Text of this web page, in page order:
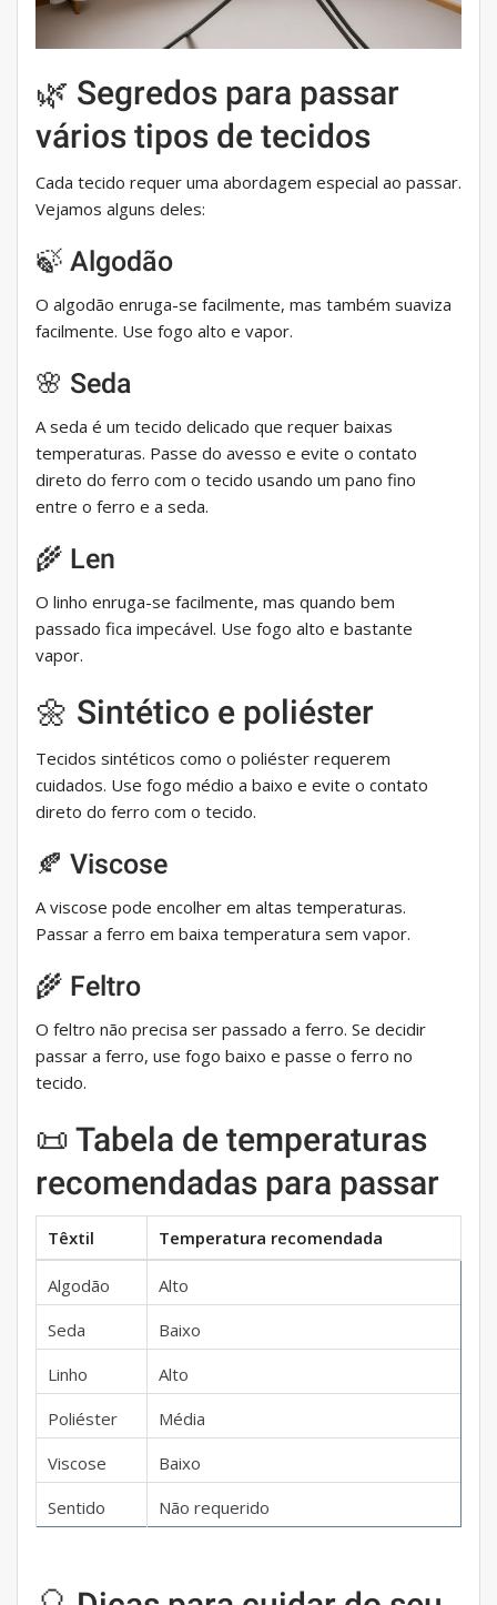
🌿 Segredos para passar
vários tipos de tecidos
Cada tecido requer uma abordagem especial ao passar.
Vejamos alguns deles:
🍃 Algodão
O algodão enruga-se facilmente, mas também suaviza
facilmente. Use fogo alto e vapor.
🌸 Seda
A seda é um tecido delicado que requer baixas
temperaturas. Passe do avesso e evite o contato
direto do ferro com o tecido usando um pano fino
entre o ferro e a seda.
🌾 Len
O linho enruga-se facilmente, mas quando bem
passado fica impecável. Use fogo alto e bastante
vapor.
🌼 Sintético e poliéster
Tecidos sintéticos como o poliéster requerem
cuidados. Use fogo médio a baixo e evite o contato
direto do ferro com o tecido.
🍂 Viscose
A viscose pode encolher em altas temperaturas.
Passar a ferro em baixa temperatura sem vapor.
🌾 Feltro
O feltro não precisa ser passado a ferro. Se decidir
passar a ferro, use fogo baixo e passe o ferro no
tecido.
📜 Tabela de temperaturas
recomendadas para passar
Têxtil Temperatura recomendada
Algodão
Alto
Seda
Baixo
Linho
Alto
Poliéster
Média
Viscose
Baixo
Sentido
Não requerido